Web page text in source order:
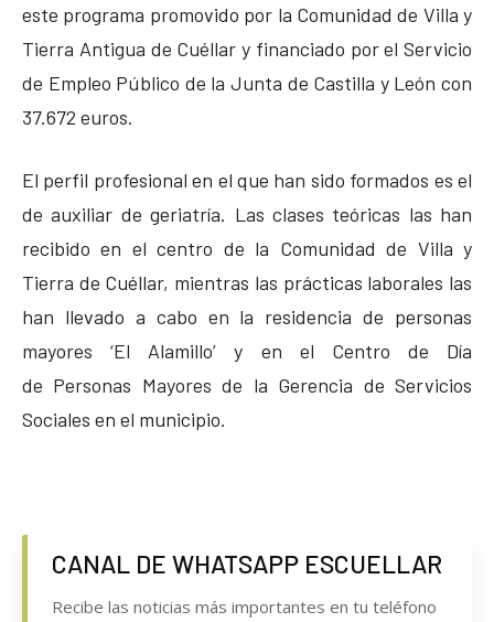
este programa promovido por la Comunidad de Villa y
Tierra Antigua de Cuéllar y financiado por el Servicio
de Empleo Público de la Junta de Castilla y León con
37.672 euros.
El perfil profesional en el que han sido formados es el
de auxiliar de geriatría. Las clases teóricas las han
recibido en el centro de la Comunidad de Villa y
Tierra de Cuéllar, mientras las prácticas laborales las
han llevado a cabo en la residencia de personas
mayores ‘El Alamillo’ y en el Centro de Día
de Personas Mayores de la Gerencia de Servicios
Sociales en el municipio.
CANAL DE WHATSAPP ESCUELLAR
Recibe las noticias más importantes en tu teléfono